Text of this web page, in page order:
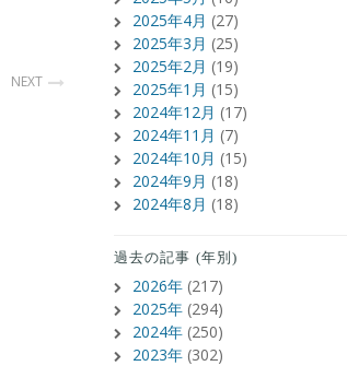
NEXT
2025年4月 (27)
2025年3月 (25)
2025年2月 (19)
2025年1月 (15)
2024年12月 (17)
2024年11月 (7)
2024年10月 (15)
2024年9月 (18)
2024年8月 (18)
過去の記事 (年別)
2026年 (217)
2025年 (294)
2024年 (250)
2023年 (302)